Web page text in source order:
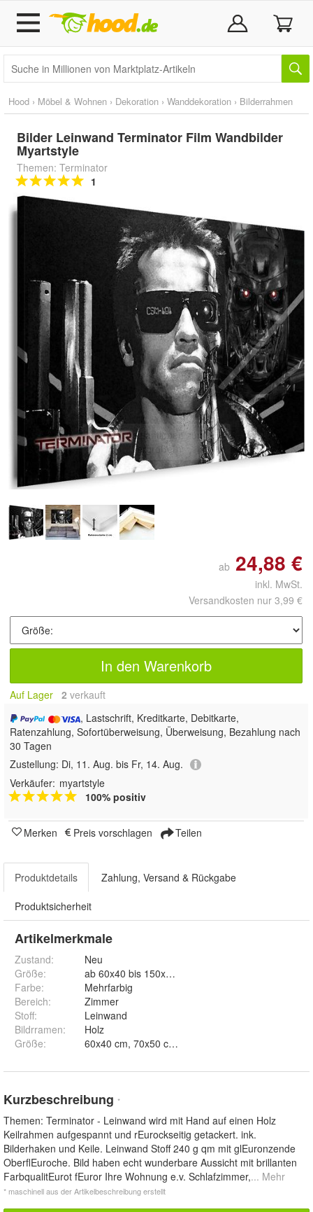
Hood › Möbel & Wohnen › Dekoration › Wanddekoration › Bilderrahmen
Bilder Leinwand Terminator Film Wandbilder
Myartstyle
Themen: Terminator
1
Doppelt antippen zum
vergrößern
ab 24,88 €
inkl. MwSt.
Versandkosten nur 3,99 €
In den Warenkorb
Auf Lager 2 verkauft
, Lastschrift, Kreditkarte, Debitkarte,
Ratenzahlung, Sofortüberweisung, Überweisung, Bezahlung nach
30 Tagen
Zustellung: Di, 11. Aug. bis Fr, 14. Aug.
Verkäufer: myartstyle
100% positiv
Merken Preis vorschlagen Teilen
Produktdetails Zahlung, Versand & Rückgabe
Produktsicherheit
Artikelmerkmale
Zustand:
Neu
Größe:
ab 60x40 bis 150x100 cm
Farbe:
Mehrfarbig
Bereich:
Zimmer
Stoff:
Leinwand
Bildrramen:
Holz
Größe:
Kurzbeschreibung *
Themen: Terminator - Leinwand wird mit Hand auf einen Holz
Keilrahmen aufgespannt und rEurockseitig getackert. ink.
Bilderhaken und Keile. Leinwand Stoff 240 g qm mit glEuronzende
OberflEuroche. Bild haben echt wunderbare Aussicht mit brillanten
FarbqualitEurot fEuror Ihre Wohnung e.v. Schlafzimmer,... Mehr
* maschinell aus der Artikelbeschreibung erstellt